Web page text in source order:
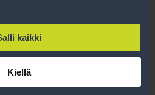
kaikki
Kiellä
UG ARCTIC 2